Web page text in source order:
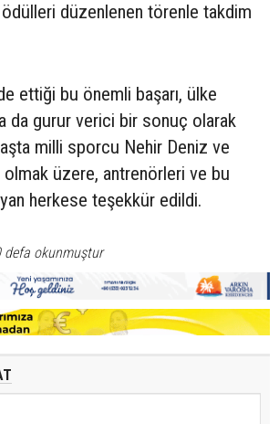
düzenlenen törenle takdim
ettiği bu önemli başarı, ülke
da gurur verici bir sonuç olarak
milli sporcu Nehir Deniz ve
olmak üzere, antrenörleri ve bu
herkese teşekkür edildi.
defa okunmuştur